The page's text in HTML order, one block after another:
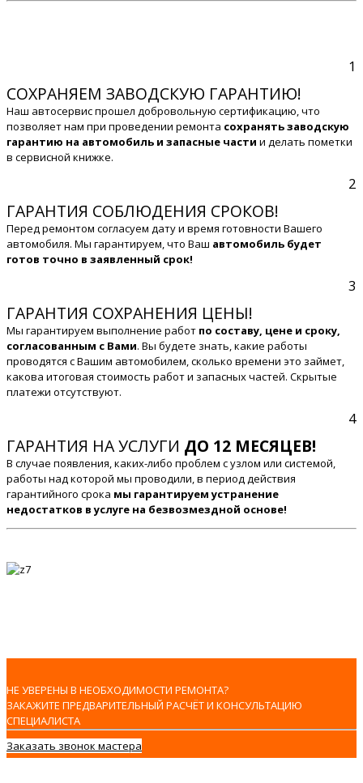
1
СОХРАНЯЕМ ЗАВОДСКУЮ ГАРАНТИЮ!
Наш автосервис прошел добровольную сертификацию, что
позволяет нам при проведении ремонта сохранять заводскую
гарантию на автомобиль и запасные части и делать пометки
в сервисной книжке.
2
ГАРАНТИЯ СОБЛЮДЕНИЯ СРОКОВ!
Перед ремонтом согласуем дату и время готовности Вашего
автомобиля. Мы гарантируем, что Ваш автомобиль будет
готов точно в заявленный срок!
3
ГАРАНТИЯ СОХРАНЕНИЯ ЦЕНЫ!
Мы гарантируем выполнение работ по составу, цене и сроку,
согласованным с Вами. Вы будете знать, какие работы
проводятся с Вашим автомобилем, сколько времени это займет,
какова итоговая стоимость работ и запасных частей. Скрытые
платежи отсутствуют.
4
ГАРАНТИЯ НА УСЛУГИ ДО 12 МЕСЯЦЕВ!
В случае появления, каких-либо проблем с узлом или системой,
работы над которой мы проводили, в период действия
гарантийного срока мы гарантируем устранение
недостатков в услуге на безвозмездной основе!
НЕ УВЕРЕНЫ В НЕОБХОДИМОСТИ РЕМОНТА?
ЗАКАЖИТЕ ПРЕДВАРИТЕЛЬНЫЙ РАСЧЁТ И КОНСУЛЬТАЦИЮ
СПЕЦИАЛИСТА
Заказать звонок мастера